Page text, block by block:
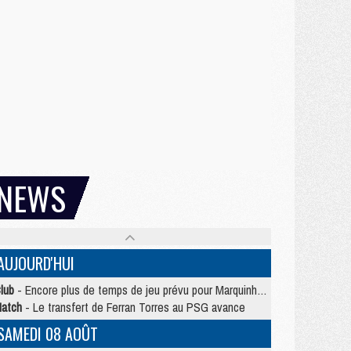
- Encore plus de temps de jeu prévu pour Marquinhos et les Portugais en Supercoupe
- Le transfert de Ferran Torres au PSG avance
08 AOÛT